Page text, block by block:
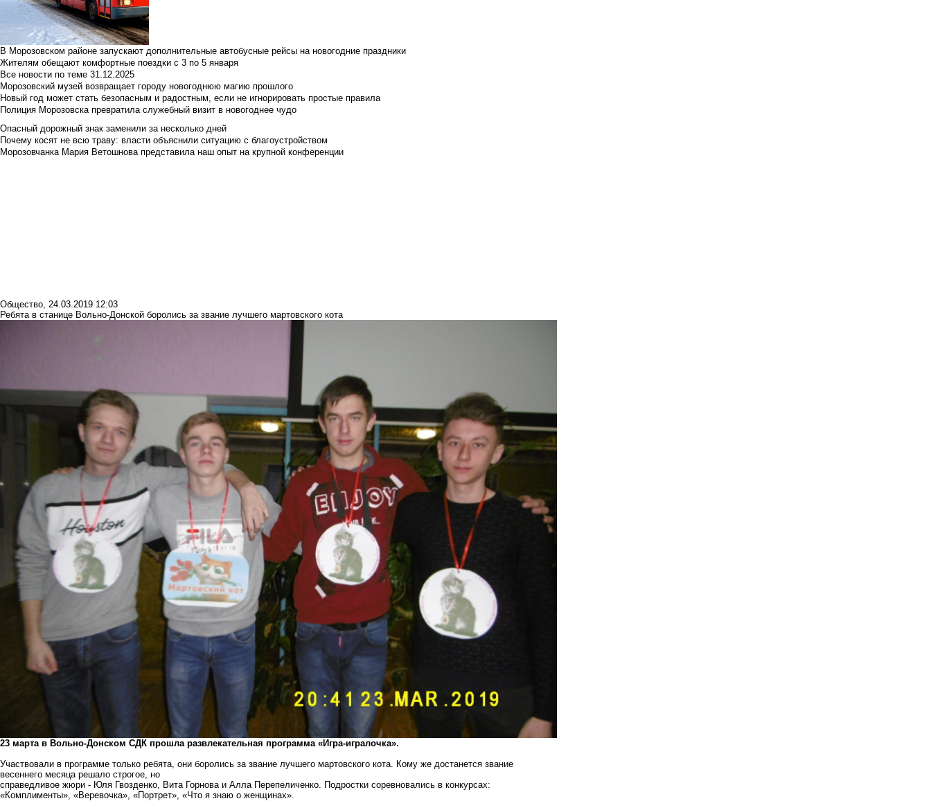
В Морозовском районе запускают дополнительные автобусные рейсы на новогодние праздники
Жителям обещают комфортные поездки с 3 по 5 января
Все новости по теме 31.12.2025
Морозовский музей возвращает городу новогоднюю магию прошлого
Новый год может стать безопасным и радостным, если не игнорировать простые правила
Полиция Морозовска превратила служебный визит в новогоднее чудо
Опасный дорожный знак заменили за несколько дней
Почему косят не всю траву: власти объяснили ситуацию с благоустройством
Морозовчанка Мария Ветошнова представила наш опыт на крупной конференции
Общество, 24.03.2019 12:03
Ребята в станице Вольно-Донской боролись за звание лучшего мартовского кота
23 марта в Вольно-Донском СДК прошла развлекательная программа «Игра-игралочка».
Участвовали в программе только ребята, они боролись за звание лучшего мартовского кота. Кому же достанется звание
весеннего месяца решало строгое, но
справедливое жюри - Юля Гвозденко, Вита Горнова и Алла Перепеличенко. Подростки соревновались в конкурсах:
«Комплименты», «Веревочка», «Портрет», «Что я знаю о женщинах».